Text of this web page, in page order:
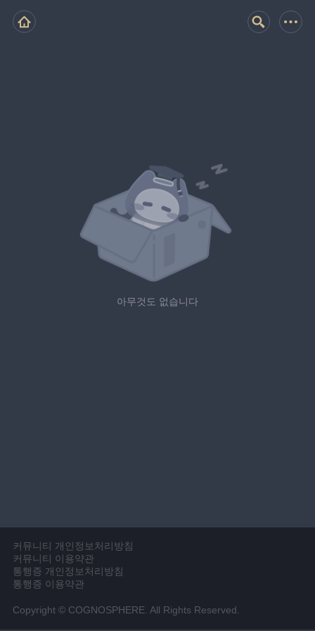
아무것도 없습니다
커뮤니티 개인정보처리방침
커뮤니티 이용약관
통행증 개인정보처리방침
통행증 이용약관
Copyright © COGNOSPHERE. All Rights Reserved.